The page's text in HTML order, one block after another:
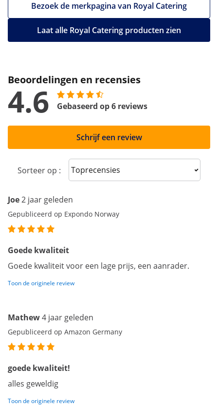
Bezoek de merkpagina van Royal Catering
Laat alle Royal Catering producten zien
Beoordelingen en recensies
4.6 Gebaseerd op 6 reviews
Schrijf een review
Sorteer op : Sort reviews
Joe2 jaar geleden
Gepubliceerd op Expondo Norway
Goede kwaliteit
Goede kwaliteit voor een lage prijs, een aanrader.
Toon de originele review
Mathew4 jaar geleden
Gepubliceerd op Amazon Germany
goede kwaliteit!
alles geweldig
Toon de originele review